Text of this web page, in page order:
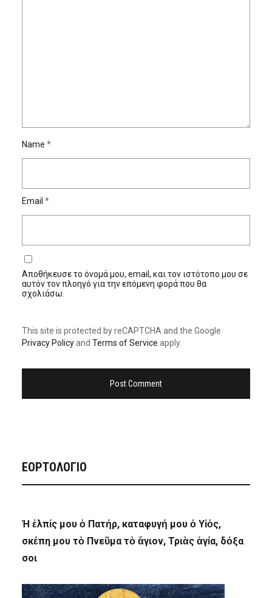
Name *
Email *
Αποθήκευσε το όνομά μου, email, και τον ιστότοπο μου σε
αυτόν τον πλοηγό για την επόμενη φορά που θα
σχολιάσω.
This site is protected by reCAPTCHA and the Google
Privacy Policyand Terms of Service apply.
ΕΟΡΤΟΛΟΓΙΟ
Ἡ ἐλπίς μου ὁ Πατήρ, καταφυγή μου ὁ Υἱός,
σκέπη μου τὸ Πνεῦμα τὸ ἅγιον, Τριὰς ἁγία, δόξα
σοι